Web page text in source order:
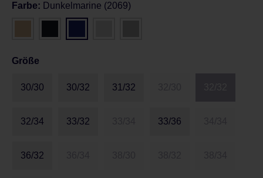
Farbe: Dunkelmarine (2069)
Größe
30/30 30/32 31/32
32/34 33/32 33/36
36/32